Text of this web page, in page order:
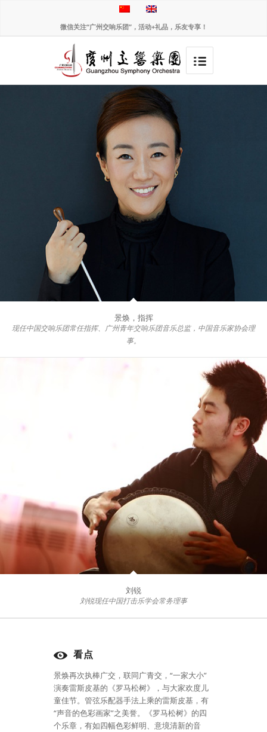
微信关注“广州交响乐团”，活动+礼品，乐友专享！
景焕，指挥
现任中国交响乐团常任指挥、广州青年交响乐团音乐总监，中国音乐家协会理
事。
刘锐
刘锐现任中国打击乐学会常务理事
看点
景焕再次执棒广交，联同广青交，“一家大小”
演奏雷斯皮基的《罗马松树》，与大家欢度儿
童佳节。管弦乐配器手法上乘的雷斯皮基，有
“声音的色彩画家”之美誉。《罗马松树》的四
个乐章，有如四幅色彩鲜明、意境清新的音